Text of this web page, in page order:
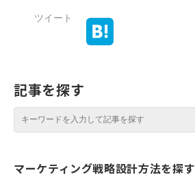
ツイート
記事を探す
マーケティング戦略設計方法を探す